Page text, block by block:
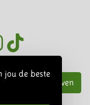
jou de beste
Inschrijven